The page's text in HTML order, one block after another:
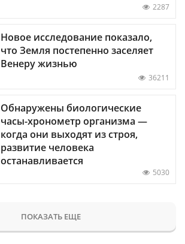
2287
Новое исследование показало,
что Земля постепенно заселяет
Венеру жизнью
36211
Обнаружены биологические
часы-хронометр организма —
когда они выходят из строя,
развитие человека
останавливается
5030
ПОКАЗАТЬ ЕЩЕ